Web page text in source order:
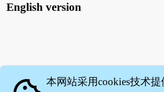
English version
本网站采用cookies技术